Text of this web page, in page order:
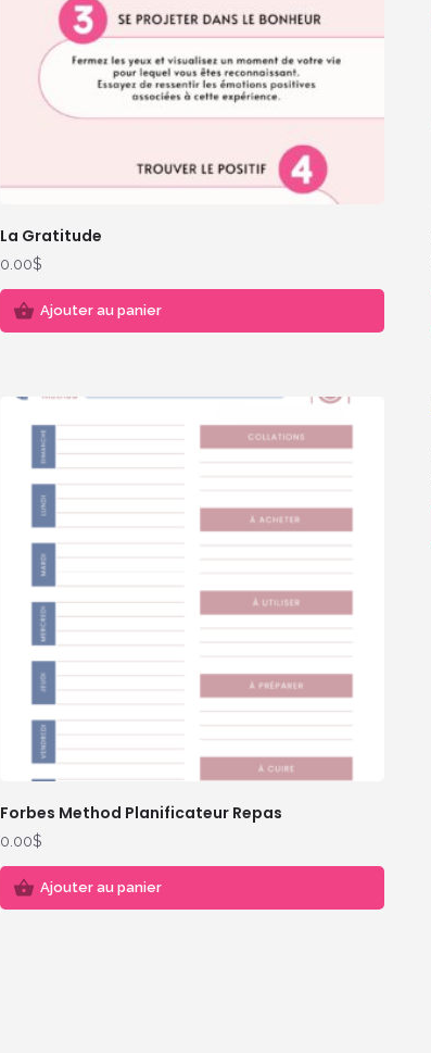
La Gratitude
0.00$
Ajouter au panier
Forbes Method Planificateur Repas
0.00$
Ajouter au panier